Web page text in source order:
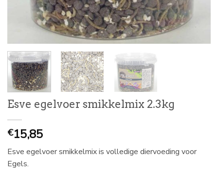
Esve egelvoer smikkelmix 2.3kg
€15,85
Esve egelvoer smikkelmix is volledige diervoeding voor
Egels.